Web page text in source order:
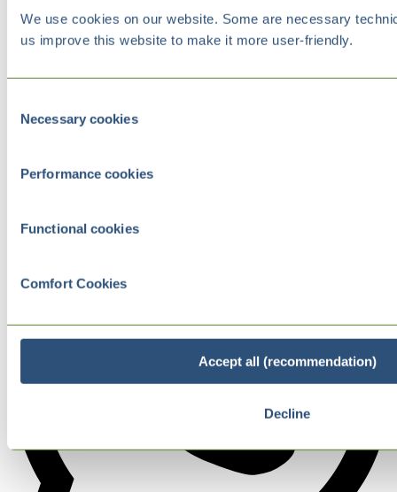
We use cookies on our website. Some are necessary
us improve this website to make it more user-friendly.
Selection
Necessary cookies
Performance cookies
Functional cookies
Comfort Cookies
Accept all (recommendation)
Decline